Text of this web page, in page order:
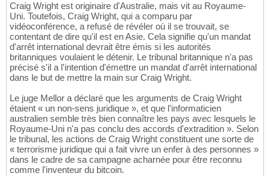
Craig Wright est originaire d'Australie, mais vit au Royaume-
Uni. Toutefois, Craig Wright, qui a comparu par
vidéoconférence, a refusé de révéler où il se trouvait, se
contentant de dire qu'il est en Asie. Cela signifie qu'un mandat
d'arrêt international devrait être émis si les autorités
britanniques voulaient le détenir. Le tribunal britannique n'a pas
précisé s'il a l'intention d'émettre un mandat d'arrêt international
dans le but de mettre la main sur Craig Wright.
Le juge Mellor a déclaré que les arguments de Craig Wright
étaient « un non-sens juridique », et que l'informaticien
australien semble très bien connaître les pays avec lesquels le
Royaume-Uni n'a pas conclu des accords d'extradition ». Selon
le tribunal, les actions de Craig Wright constituent une sorte de
« terrorisme juridique qui a fait vivre un enfer à des personnes »
dans le cadre de sa campagne acharnée pour être reconnu
comme l'inventeur du bitcoin.